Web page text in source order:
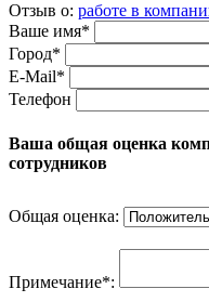
Отзыв о: работе в
Ваше имя*
Город*
E-Mail*
Телефон
Ваша общая оценка
сотрудников
Общая оценка:
Примечание*: